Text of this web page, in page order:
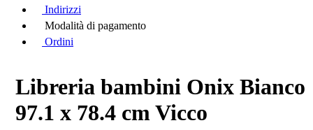
Indirizzi
Modalità di pagamento
Ordini
Libreria bambini Onix Bianco
97.1 x 78.4 cm Vicco